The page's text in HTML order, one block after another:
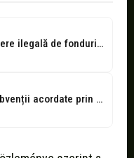
Trimitere în judecată pentru obţinere ilegală de fonduri la o firmă din...
Fraudă de peste 86.000 lei din subvenții acordate prin AJOFM Covasna: trei...